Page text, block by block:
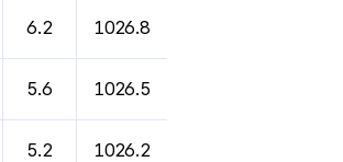
6.2 1026.8
5.6 1026.5
5.2 1026.2